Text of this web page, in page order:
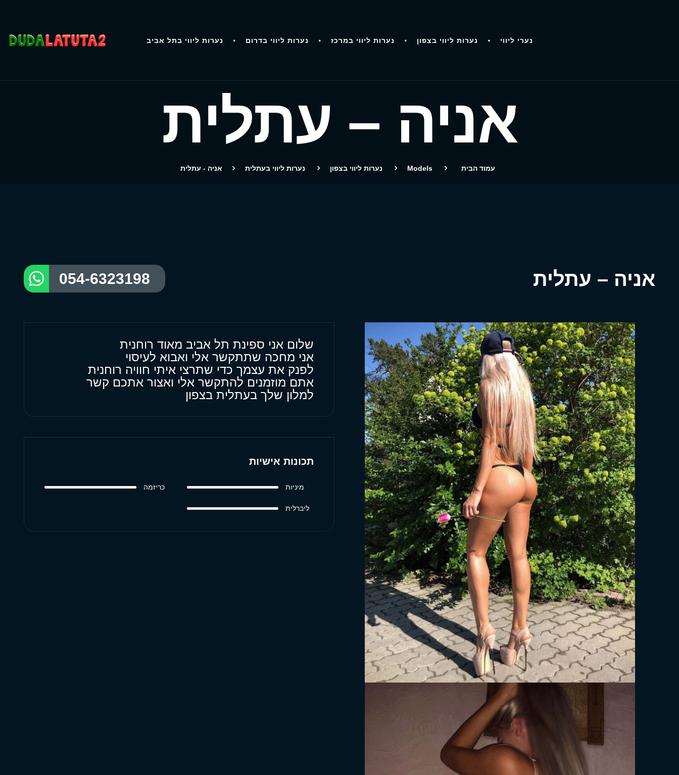
נערות ליווי בתל אביב נערות ליווי בדרום נערות ליווי במרכז נערות ליווי בצפון נערי ליווי
אניה – עתלית
עמוד הבית Models נערות ליווי בצפון נערות ליווי בעתלית אניה - עתלית
אניה – עתלית 054-6323198
שלום אני ספינת תל אביב מאוד רוחנית
אני מחכה שתתקשר אלי ואבוא לעיסוי
לפנק את עצמך כדי שתרצי איתי חוויה רוחנית
אתם מוזמנים להתקשר אלי ואצור אתכם קשר
למלון שלך בעתלית בצפון
תכונות אישיות
מיניות כריזמה
ליברלית